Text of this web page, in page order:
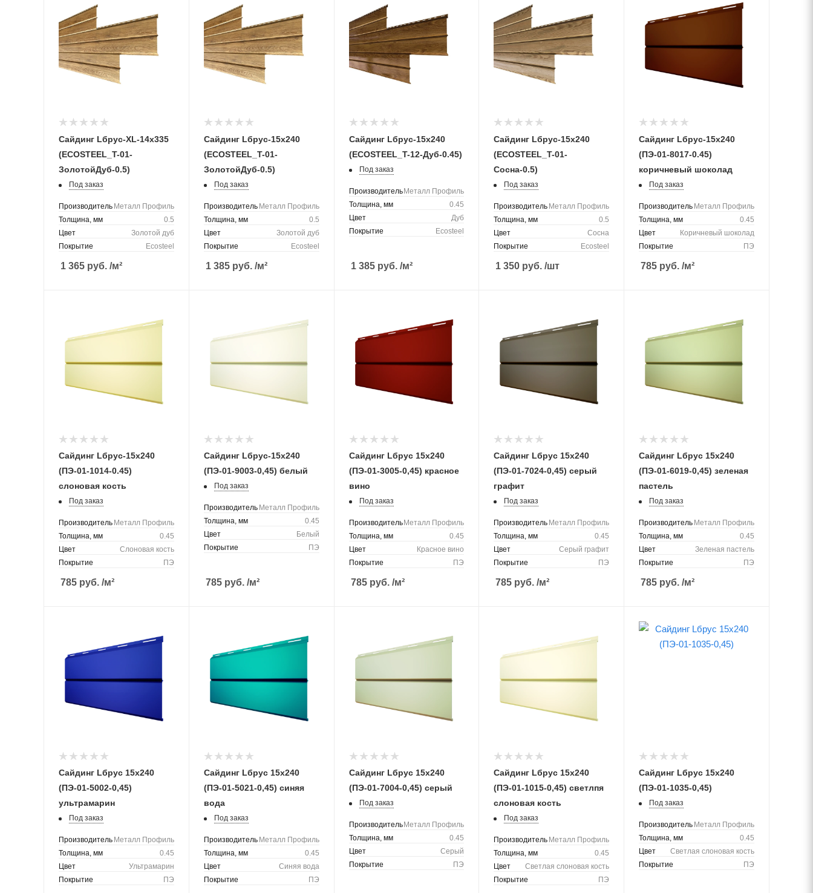
Сайдинг Lбрус-XL-14х335
(ECOSTEEL_T-01-
ЗолотойДуб-0.5)
Под заказ
Производитель Металл Профиль
Толщина, мм
0.5
Цвет
Золотой дуб
Покрытие
Ecosteel
1 365 руб. /м²
Сайдинг Lбрус-15х240
(ECOSTEEL_T-01-
ЗолотойДуб-0.5)
Под заказ
Производитель Металл Профиль
Толщина, мм
0.5
Цвет
Золотой дуб
Покрытие
Ecosteel
1 385руб. /м²
Сайдинг Lбрус-15х240
(ECOSTEEL_T-12-Дуб-0.45)
Под заказ
ПроизводительМеталл Профиль
Толщина, мм
0.45
Цвет
Дуб
Покрытие
Ecosteel
1 385руб. /м²
Сайдинг Lбрус-15х240
(ECOSTEEL_T-01-
Сосна-0.5)
Под заказ
Производитель Металл Профиль
Толщина, мм
0.5
Цвет
Сосна
Покрытие
Ecosteel
1 350 руб. /шт
Сайдинг Lбрус-15х240
(ПЭ-01-8017-0.45)
коричневый шоколад
Под заказ
Производитель Металл Профиль
Толщина, мм
0.45
Цвет
Коричневый шоколад
Покрытие
ПЭ
785 руб. /м²
Сайдинг Lбрус-15х240
(ПЭ-01-1014-0.45)
слоновая кость
Под заказ
Производитель Металл Профиль
Толщина, мм
0.45
Цвет
Слоновая кость
Покрытие
ПЭ
785 руб. /м²
Сайдинг Lбрус-15х240
(ПЭ-01-9003-0,45) белый
Под заказ
Производитель Металл Профиль
Толщина, мм
0.45
Цвет
Белый
Покрытие
ПЭ
785руб. /м²
Сайдинг Lбрус 15х240
(ПЭ-01-3005-0,45) красное
вино
Под заказ
Производитель Металл Профиль
Толщина, мм
0.45
Цвет
Красное вино
Покрытие
ПЭ
785руб. /м²
Сайдинг Lбрус 15х240
(ПЭ-01-7024-0,45) серый
графит
Под заказ
Производитель Металл Профиль
Толщина, мм
0.45
Цвет
Серый графит
Покрытие
ПЭ
785 руб. /м²
Сайдинг Lбрус 15х240
(ПЭ-01-6019-0,45) зеленая
пастель
Под заказ
Производитель Металл Профиль
Толщина, мм
0.45
Цвет
Зеленая пастель
Покрытие
ПЭ
785 руб. /м²
Сайдинг Lбрус 15х240
(ПЭ-01-5002-0,45)
ультрамарин
Под заказ
Производитель Металл Профиль
Толщина, мм
0.45
Цвет
Ультрамарин
Покрытие
ПЭ
Сайдинг Lбрус 15х240
(ПЭ-01-5021-0,45) синяя
вода
Под заказ
Производитель Металл Профиль
Толщина, мм
0.45
Цвет
Синяя вода
Покрытие
ПЭ
Сайдинг Lбрус 15х240
(ПЭ-01-7004-0,45) серый
Под заказ
Производитель Металл Профиль
Толщина, мм
0.45
Цвет
Серый
Покрытие
ПЭ
Сайдинг Lбрус 15х240
(ПЭ-01-1015-0,45) светлпя
слоновая кость
Под заказ
Производитель Металл Профиль
Толщина, мм
0.45
Цвет
Светлая слоновая кость
Покрытие
ПЭ
Сайдинг Lбрус 15х240
(ПЭ-01-1035-0,45)
Под заказ
Производитель Металл Профиль
Толщина, мм
0.45
Цвет
Светлая слоновая кость
Покрытие
ПЭ